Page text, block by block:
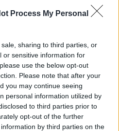
Process My Personal
sharing to third parties, or
or sensitive information for
use the below opt-out
Please note that after your
you may continue seeing
personal information utilized by
to third parties prior to
opt-out of the further
by third parties on the
quando invece sarebbe
minuti.
depressa, otto per raggiungere
per crescere psicologicamente nel
in ogni luogo e in ogni momento il
per il proprio sogno
risultato soddisfacente. Fine della
tra sogno e realtàdove
d’amore senza in realtà averlo
tanghero!!!